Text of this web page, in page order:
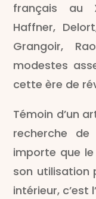
français au
Haffner,
Grangoir,
modestes
cette ère de
Témoin d’un
recherche
importe que
son utilisation
intérieur, c’est